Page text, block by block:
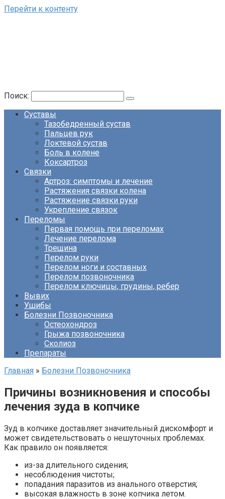
Перейти к контенту
Поиск:
Суставы
Тазобедренный сустав
Пальцев рук
Локтевой сустав
Боль в колене
Коксартроз
Связки
Артроз: симптомы и лечение
Растяжения связки колена
Растяжение связки руки
Укрепление связок
Переломы
Первая помощь при переломах
Лечение перелома
Трещина
Перелом руки
Перелом ноги и составных
Перелом позвоночника
Перелом ключицы, грудины, ребер
Вывих
Ушибы
Болезни Позвоночника
Остеохондроз
Грыжа позвоночника
Сколиоз
Препараты
Главная » Болезни Позвоночника
Причины возникновения и способы
лечения зуда в копчике
Зуд в копчике доставляет значительный дискомфорт и
может свидетельствовать о нешуточных проблемах.
Как правило он появляется:
из-за длительного сидения;
несоблюдения чистоты;
попадания паразитов из анального отверстия;
высокая влажность в зоне копчика летом.